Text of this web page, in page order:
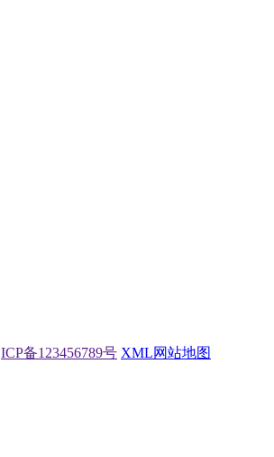
ICP备123456789号 XML网站地图